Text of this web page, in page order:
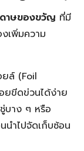
าษของขวัญ ที่มี
เพิ่มความ
ล์ (Foil
ยขีดข่วนได้ง่าย
บาง ๆ หรือ
ำไปจัดเก็บซ้อน